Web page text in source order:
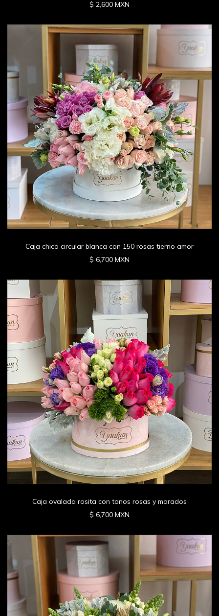
$ 2,600 MXN
Caja chica circular blanca con 150 rosas tierno amor
$ 6,700 MXN
Caja ovalada rosita con tonos rosas y morados
$ 6,700 MXN